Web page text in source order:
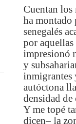
Cuentan los
ha montado
senegalés
por aquellas
impresionó
y
inmigrantes
autóctona
densidad
Y me topé
dicen– la